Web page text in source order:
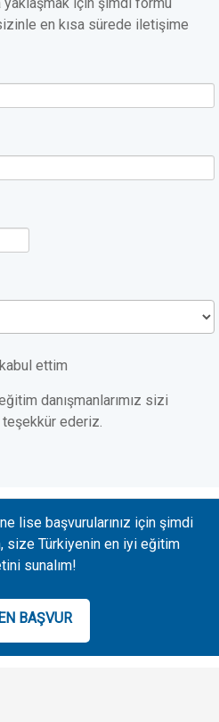
en kısa sürede iletişime
ettim
danışmanlarımız sizi
teşekkür ederiz.
lise başvurularınız için şimdi
size Türkiyenin en iyi eğitim
sunalım!
BAŞVUR